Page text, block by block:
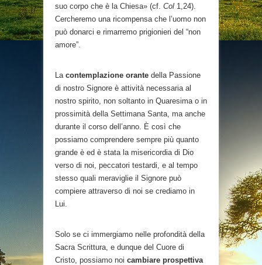
suo corpo che è la Chiesa» (cf. Col 1,24).
Cercheremo una ricompensa che l’uomo non
può donarci e rimarremo prigionieri del “non
amore”.
La contemplazione orante della Passione
di nostro Signore è attività necessaria al
nostro spirito, non soltanto in Quaresima o in
prossimità della Settimana Santa, ma anche
durante il corso dell’anno. È così che
possiamo comprendere sempre più quanto
grande è ed è stata la misericordia di Dio
verso di noi, peccatori testardi, e al tempo
stesso quali meraviglie il Signore può
compiere attraverso di noi se crediamo in
Lui.
Solo se ci immergiamo nelle profondità della
Sacra Scrittura, e dunque del Cuore di
Cristo, possiamo noi cambiare prospettiva